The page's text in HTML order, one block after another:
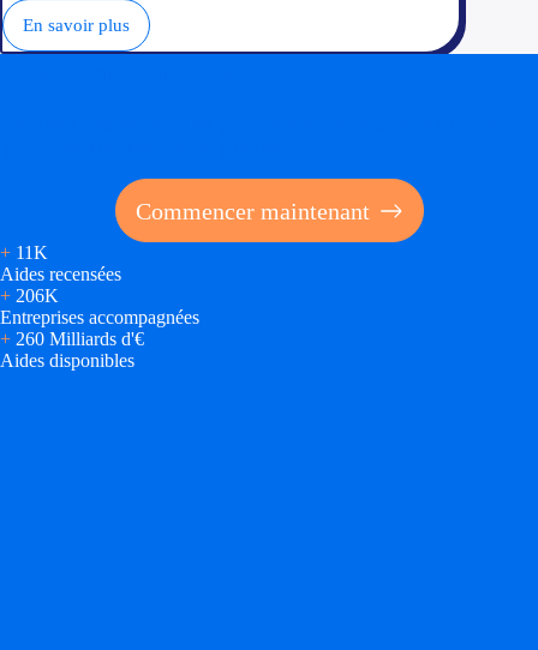
En savoir plus
Commencer maintenant
+ 11K
Aides recensées
+ 206K
Entreprises accompagnées
+ 260 Milliards d'€
Aides disponibles